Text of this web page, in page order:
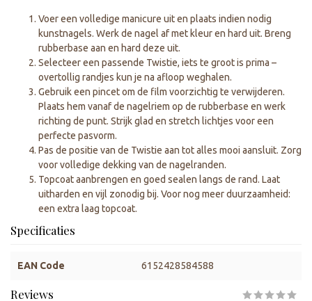
Voer een volledige manicure uit en plaats indien nodig
kunstnagels. Werk de nagel af met kleur en hard uit. Breng
rubberbase aan en hard deze uit.
Selecteer een passende Twistie, iets te groot is prima –
overtollig randjes kun je na afloop weghalen.
Gebruik een pincet om de film voorzichtig te verwijderen.
Plaats hem vanaf de nagelriem op de rubberbase en werk
richting de punt. Strijk glad en stretch lichtjes voor een
perfecte pasvorm.
Pas de positie van de Twistie aan tot alles mooi aansluit. Zorg
voor volledige dekking van de nagelranden.
Topcoat aanbrengen en goed sealen langs de rand. Laat
uitharden en vijl zonodig bij. Voor nog meer duurzaamheid:
een extra laag topcoat.
Specificaties
EAN Code 6152428584588
Reviews